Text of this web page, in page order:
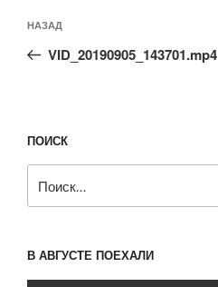
по
записям
Предыдущая
запись:
НАЗАД
VID_20190905_143701.mp4
ПОИСК
В АВГУСТЕ ПОЕХАЛИ